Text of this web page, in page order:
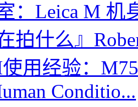
：Leica M 机
拍什么』
用经验：
Conditio...